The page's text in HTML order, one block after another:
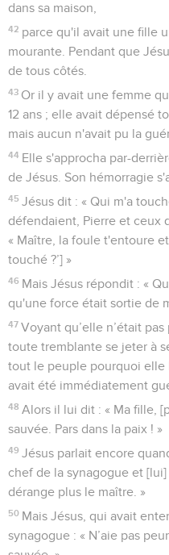
dans sa maison,
42 parce qu'il avait une fille
mourante. Pendant que
de tous côtés.
43 Or il y avait une femme
12 ans ; elle avait dépensé
mais aucun n'avait pu la
44 Elle s'approcha par-
de Jésus. Son hémorragie
45 Jésus dit : « Qui m'a
défendaient, Pierre et ceux
« Maître, la foule t'entoure
touché ?’] »
46 Mais Jésus répondit : «
qu'une force était sortie de
47 Voyant qu’elle n’était
toute tremblante se jeter à
tout le peuple pourquoi
avait été immédiatement
48 Alors il lui dit : « Ma fille,
sauvée. Pars dans la paix ! »
49 Jésus parlait encore
chef de la synagogue et
dérange plus le maître. »
50 Mais Jésus, qui avait
synagogue : « N’aie pas